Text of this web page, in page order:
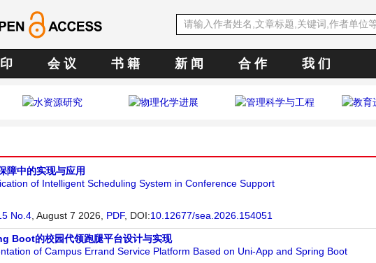
会 议 书 籍 新 闻 合 作 我 们
障中的实现与应用
of Intelligent Scheduling System in Conference Support
No.4, August 7 2026, PDF, DOI:10.12677/sea.2026.154051
Boot的校园代领跑腿平台设计与实现
of Campus Errand Service Platform Based on Uni-App and Spring Boot